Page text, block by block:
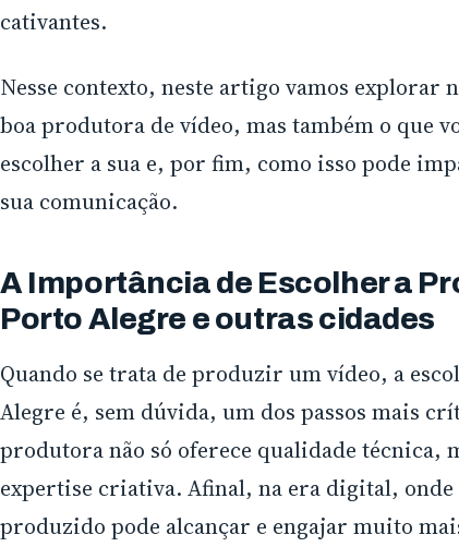
cativantes.
Nesse contexto, neste artigo vamos explorar
boa produtora de vídeo, mas também o que
escolher a sua e, por fim, como isso pode
sua comunicação.
A Importância de Escolher a
Porto Alegre e outras cidades
Quando se trata de produzir um vídeo, a
Alegre é, sem dúvida, um dos passos mais
produtora não só oferece qualidade técnica,
expertise criativa. Afinal, na era digital, onde
produzido pode alcançar e engajar muito